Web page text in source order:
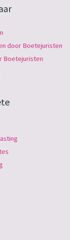
door Boetejuristen
Boetejuristen